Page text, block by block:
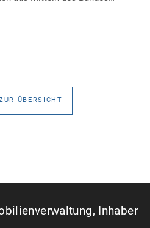
0,53 Prozent effektiv bei
sich zu energetischer
[…]
ÜBERSICHT
Inhaber